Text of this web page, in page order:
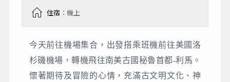
住宿 ：機上
今天前往機場集合，出發搭乘班機前往美國洛
杉磯機場，轉機飛往南美古國秘魯首都-利馬。
懷著期待及冒險的⼼情，充滿古文明文化、神